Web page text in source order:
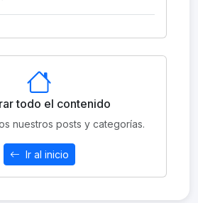
todo el contenido
nuestros posts y categorías.
Ir al inicio